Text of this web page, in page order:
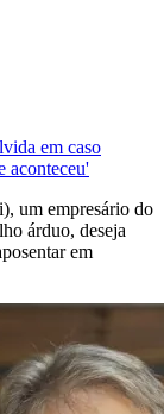
em caso
aconteceu'
um empresário do
árduo, deseja
em